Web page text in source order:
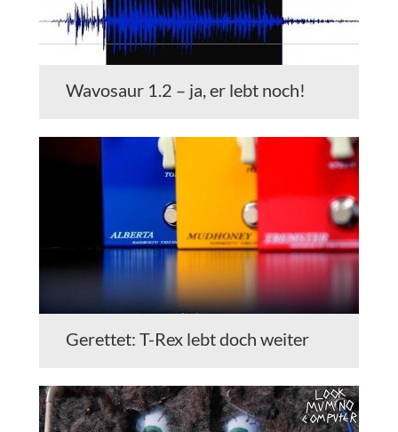
Wavosaur 1.2 – ja, er lebt noch!
Gerettet: T-Rex lebt doch weiter